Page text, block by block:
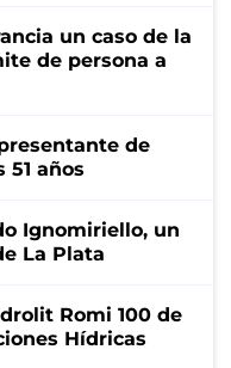
un caso de la
de persona a
de
51 años
Ignomiriello, un
La Plata
Romi 100 de
Hídricas